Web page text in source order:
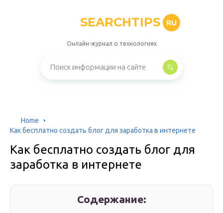
SEARCHTIPS RU
Онлайн-журнал о технологиях
Home
Как бесплатно создать блог для заработка в интернете
Как бесплатно создать блог для
заработка в интернете
Содержание: